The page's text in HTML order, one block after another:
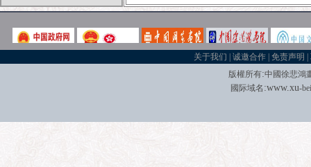
“我在——杨平的水墨...
徐悲鸿画院北京油画院...
千年古邑 翰墨飘香—...
北岛绘画巴黎开展：诗...
孔繁文
关于我们 |诚邀合作 |免责声明 |
版權所有:中國徐悲鴻
國际域名 :www.xu-